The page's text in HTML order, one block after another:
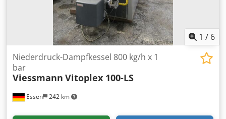
1 / 6
Essen 242 km
Niederdruck-Dampfkessel 800 kg/h x 1
bar
Viessmann Vitoplex 100-LS